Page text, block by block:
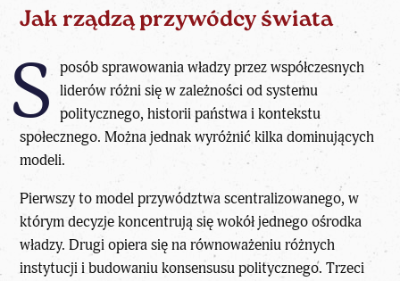
Jak rządzą przywódcy świata
S posób sprawowania władzy przez współczesnych
liderów różni się w zależności od systemu
politycznego, historii państwa i kontekstu
społecznego. Można jednak wyróżnić kilka dominujących
modeli.
Pierwszy to modelprzywództwa scentralizowanego, w
którym decyzje koncentrują się wokół jednego ośrodka
władzy. Drugi opiera się na równoważeniu różnych
instytucji i budowaniu konsensusu politycznego. Trzeci